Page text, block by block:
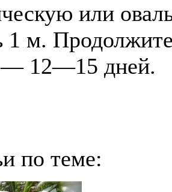
или
1 м.
— 12—15 дней.
по теме: